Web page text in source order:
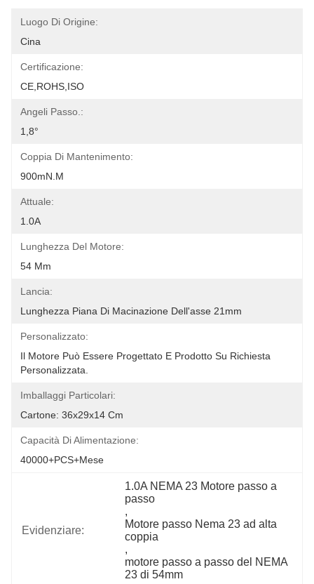
Luogo Di Origine:
Cina
Certificazione:
CE,ROHS,ISO
Angeli Passo.:
1,8°
Coppia Di Mantenimento:
900mN.m
Attuale:
1.0A
Lunghezza Del Motore:
54 Mm
Lancia:
Lunghezza Piana Di Macinazione Dell'asse 21mm
Personalizzato:
Il Motore Può Essere Progettato E Prodotto Su Richiesta
Personalizzata.
Imballaggi Particolari:
Cartone: 36x29x14 Cm
Capacità Di Alimentazione:
40000+PCS+Mese
Evidenziare:
1.0A NEMA 23 Motore passo a
passo
,
Motore passo Nema 23 ad alta
coppia
,
motore passo a passo del NEMA
23 di 54mm